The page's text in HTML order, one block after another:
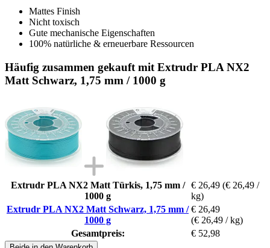
Mattes Finish
Nicht toxisch
Gute mechanische Eigenschaften
100% natürliche & erneuerbare Ressourcen
Häufig zusammen gekauft mit Extrudr PLA NX2
Matt Schwarz, 1,75 mm / 1000 g
Extrudr PLA NX2 Matt Türkis, 1,75 mm /
1000 g
€ 26,49 (€ 26,49 /
kg)
Extrudr PLA NX2 Matt Schwarz, 1,75 mm /
1000 g
€ 26,49
(€ 26,49 / kg)
Gesamtpreis:
€ 52,98